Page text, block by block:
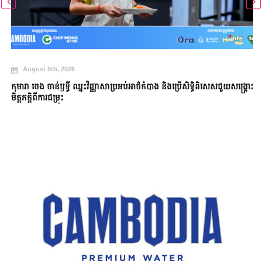
August 5th, 2026
កុមារា ចេង ចាន់ឫទ្ធី ឈ្នះវិញ្ញាសាប្រអប់អាថ៌កំបាង និងប្រើសិទ្ធិពិសេសជួយសង្គ្រោះ
មិត្តភក្តិពីការជម្រុះ